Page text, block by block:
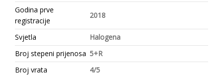
Godina prve
registracije
2018
Svjetla
Halogena
Broj stepeni prijenosa 5+R
Broj vrata
4/5